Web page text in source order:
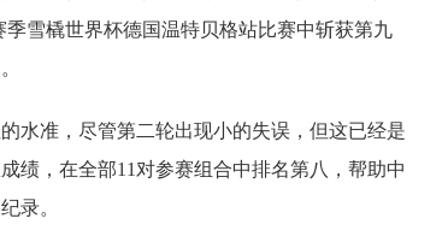
雪橇世界杯德国温特贝格站比赛中斩获第九
水准，尽管第二轮出现小的失误，但这已经是
绩，在全部11对参赛组合中排名第八，帮助中
录。